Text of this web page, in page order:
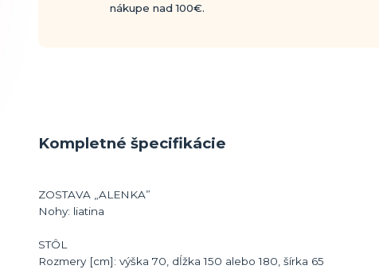
nákupe nad 100€.
Kompletné špecifikácie
ZOSTAVA „ALENKA”
Nohy: liatina
STÔL
Rozmery [cm]: výška 70, dĺžka 150 alebo 180, šírka 65